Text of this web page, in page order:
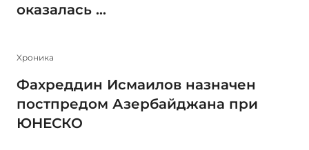
оказалась ...
Xроника
Фахреддин Исмаилов назначен
постпредом Азербайджана при
ЮНЕСКО